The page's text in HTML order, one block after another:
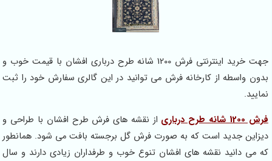
جهت خرید اینترنتی فرش 1200 شانه طرح درباری افشان با قیمت خوب و
بدون واسطه از کارخانه فرش می توانید در این گالری سفارش خود را ثبت
نمایید.
فرش 1200 شانه طرح درباری
از نقشه های فرش طرح افشان با طراحی و
دیزاین جدید است که به صورت فرش گل برجسته بافت می شود. همانطور
که می دانید نقشه های افشان تنوع خوب و طرفداران زیادی دارند و سال